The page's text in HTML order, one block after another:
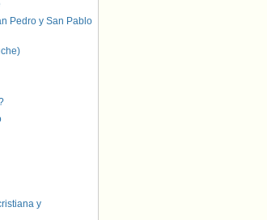
Pedro y San Pablo
y